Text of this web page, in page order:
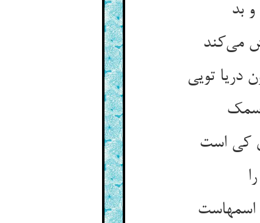
بد
می‌‌کند